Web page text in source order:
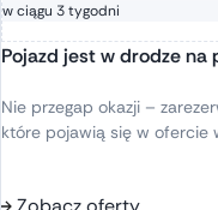
w ciągu 3 tygodni
Pojazd jest w drodze na
Nie przegap okazji –
które pojawią się w ofercie